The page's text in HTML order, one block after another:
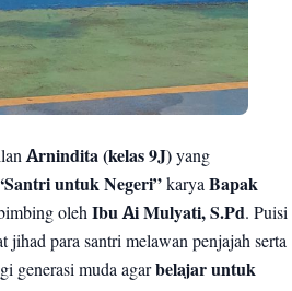
Arnindita (kelas 9J) yang
untuk Negeri” karya Bapak
oleh Ibu Ai Mulyati, S.Pd. Puisi
jihad para santri melawan penjajah serta
generasi muda agarbelajar untuk